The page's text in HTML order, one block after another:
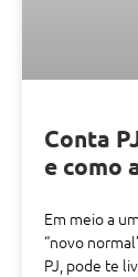
Conta
e como
Em meio a
“novo
PJ, pode te